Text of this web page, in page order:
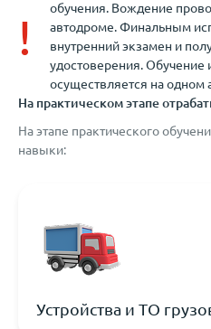
!
обучения. Вождение
автодроме. Финальным
внутренний экзамен и
удостоверения. Обучение
осуществляется на одном
На практическом этапе
На этапе практического
навыки:
Устройства и ТО